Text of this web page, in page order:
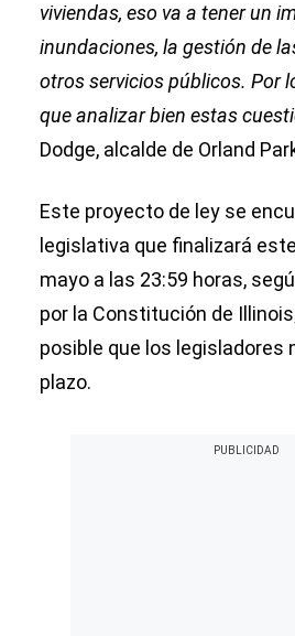
viviendas, eso va a tener un
inundaciones, la gestión de
otros servicios públicos. Por
que analizar bien estas
Dodge, alcalde de Orland
Este proyecto de ley se
legislativa que finalizará
mayo a las 23:59 horas,
por la Constitución de
posible que los legisladores
plazo.